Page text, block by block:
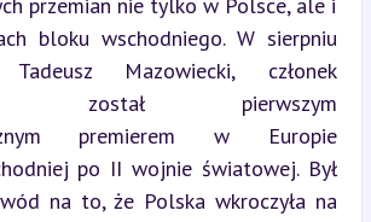
bloku wschodniego. W sierpniu
Mazowiecki, członek
został pierwszym
premierem w Europie
po II wojnie światowej. Był
na to, że Polska wkroczyła na